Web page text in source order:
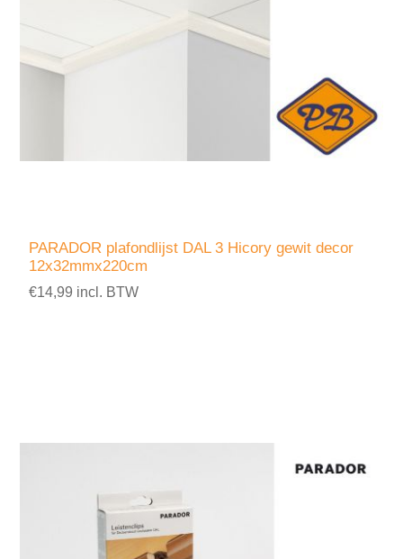
PARADOR plafondlijst DAL 3 Hicory gewit decor
12x32mmx220cm
€14,99 incl. BTW